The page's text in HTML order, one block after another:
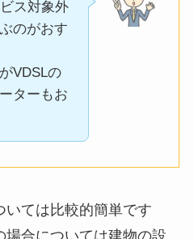
ス対象外
のがおす
VDSLの
ターもお
いては比較的簡単です
場合については建物の設